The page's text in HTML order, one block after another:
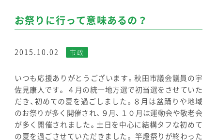
お祭りに行って意味あるの？
2015.10.02 市政
いつも応援ありがとうございます。秋田市議会議員の宇
佐見康人です。 ４月の統一地方選で初当選をさせていた
だき、初めての夏を過ごしました。８月は盆踊りや地域
のお祭りが多く開催され、９月、１０月は運動会や敬老会
が多く開催されました。土日を中心に結構タフな初めて
の夏を過ごさせていただきました。 竿燈祭りが終わった